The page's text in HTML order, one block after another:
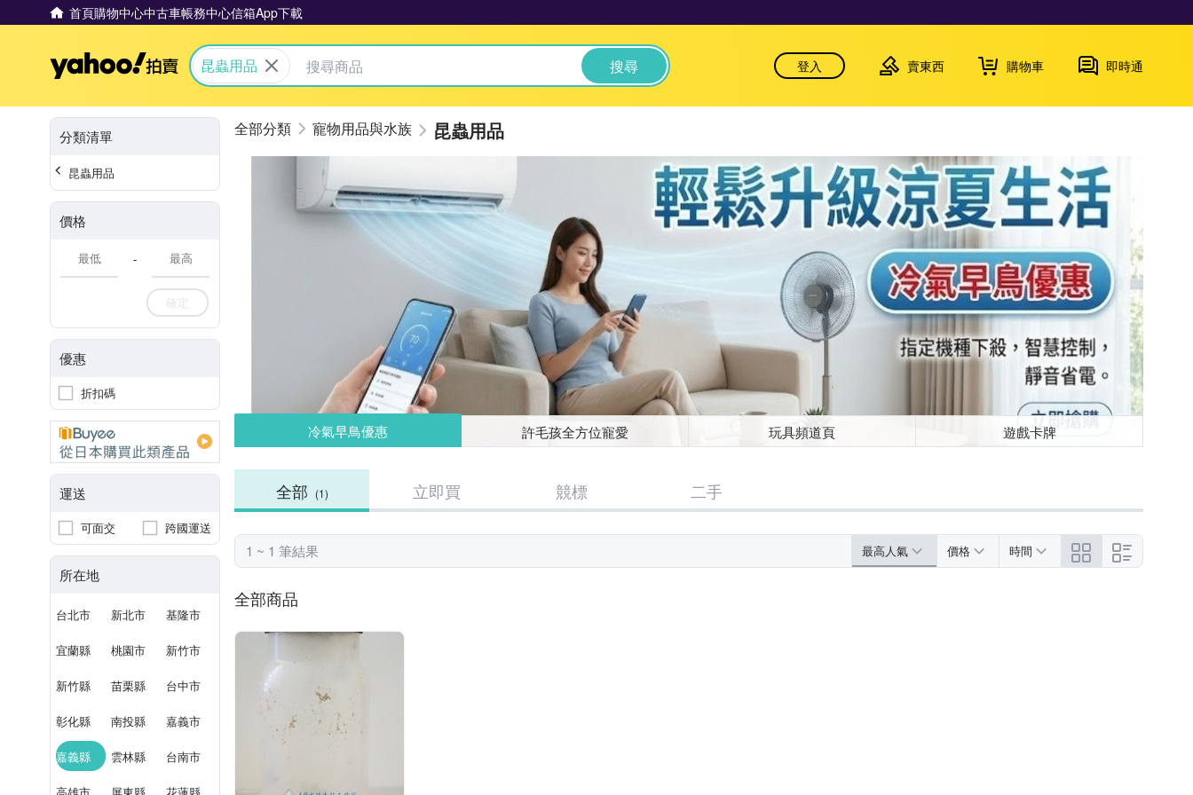
首頁購物中心中古車帳務中心信箱App下載
Yahoo拍賣
昆蟲用品 搜尋 登入 賣東西 購物車 即時通
分類清單
昆蟲用品
價格
-
確定
優惠
折扣碼
運送
可面交 跨國運送
所在地
台北市 新北市 基隆市
宜蘭縣 桃園市 新竹市
新竹縣 苗栗縣 台中市
彰化縣 南投縣 嘉義市
嘉義縣 雲林縣 台南市
寵物用品與水族 昆蟲用品
冷氣早鳥優惠 許毛孩全方位寵愛 玩具頻道頁 遊戲卡牌
全部 (1) 立即買 競標 二手
1 ~ 1 筆結果 最高人氣 價格 時間
全部商品